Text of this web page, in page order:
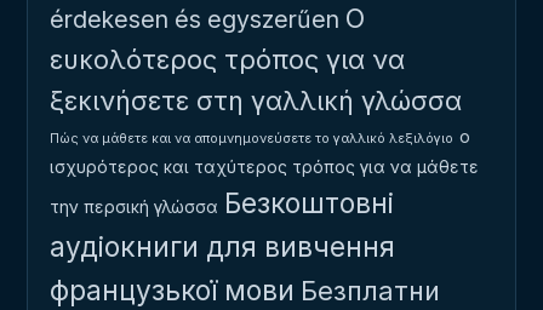
érdekesen és egyszerűen Ο
ευκολότερος τρόπος για να
ξεκινήσετε στη γαλλική γλώσσα
Πώς να μάθετε και να απομνημονεύσετε το γαλλικό λεξιλόγιο ο
ισχυρότερος και ταχύτερος τρόπος για να μάθετε
την περσική γλώσσα Безкоштовні
аудіокниги для вивчення
французької мови Безплатни